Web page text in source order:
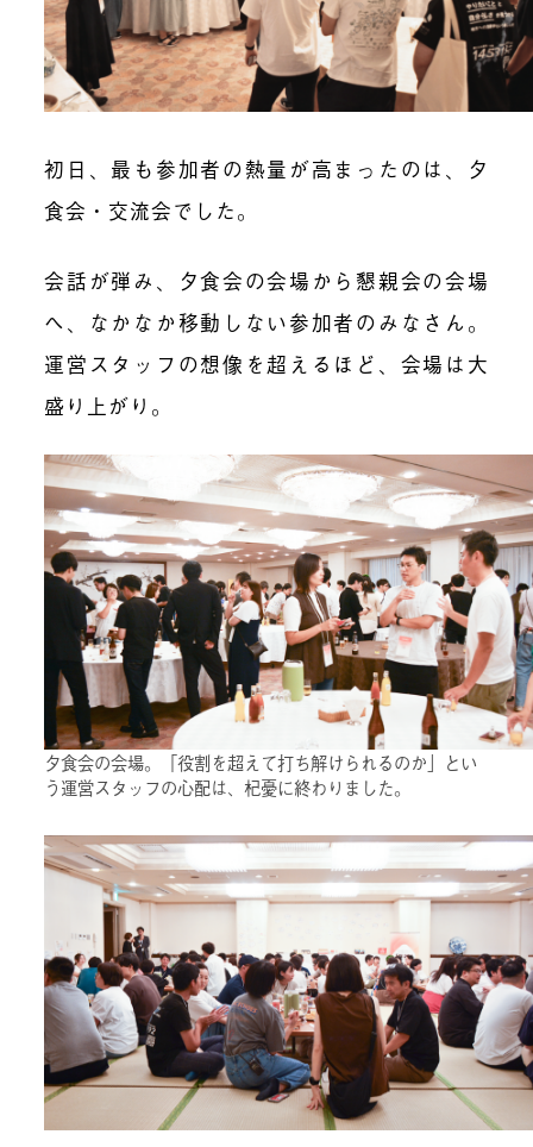
初日、最も参加者の熱量が高まったのは、夕
食会・交流会でした。
会話が弾み、夕食会の会場から懇親会の会場
へ、なかなか移動しない参加者のみなさん。
運営スタッフの想像を超えるほど、会場は大
盛り上がり。
夕食会の会場。「役割を超えて打ち解けられるのか」とい
う運営スタッフの心配は、杞憂に終わりました。